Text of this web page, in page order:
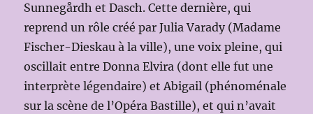
Sunnegårdh et Dasch. Cette dernière, qui
reprend un rôle créé par Julia Varady (Madame
Fischer-Dieskau à la ville), une voix pleine, qui
oscillait entre Donna Elvira (dont elle fut une
interprète légendaire) et Abigail (phénoménale
sur la scène de l’Opéra Bastille), et qui n’avait